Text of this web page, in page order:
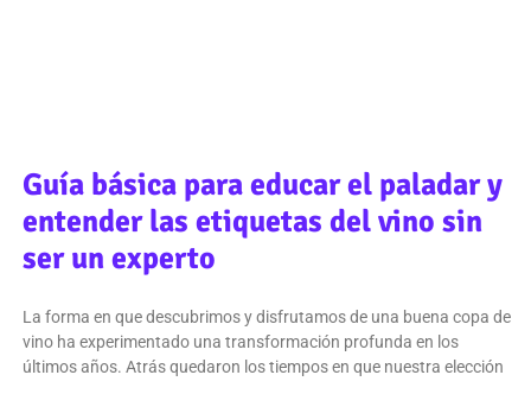
Guía básica para educar el paladar y
entender las etiquetas del vino sin
ser un experto
La forma en que descubrimos y disfrutamos de una buena copa de
vino ha experimentado una transformación profunda en los
últimos años. Atrás quedaron los tiempos en que nuestra elección